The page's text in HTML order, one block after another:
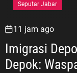
Seputar Jabar
11 jam ago
Imigrasi
Depok: